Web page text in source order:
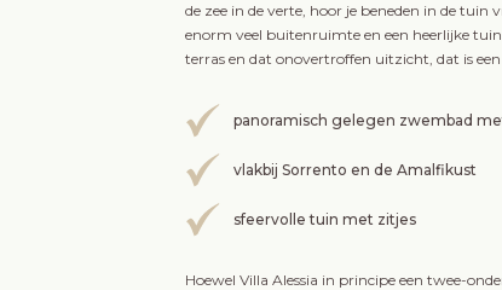
de zee in de verte, hoor je beneden in de
enorm veel buitenruimte en een heerlijke
terras en dat onovertroffen uitzicht, dat is
panoramisch gelegen zwembad
vlakbij Sorrento en de Amalfikust
sfeervolle tuin met zitjes
Hoewel Villa Alessia in principe een twee-